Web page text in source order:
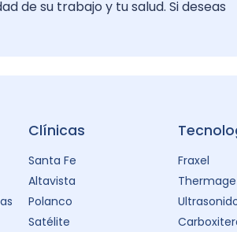
de su trabajo y tu salud. Si deseas
Clínicas
Santa Fe
Altavista
Polanco
Satélite
Fraxel
Thermage